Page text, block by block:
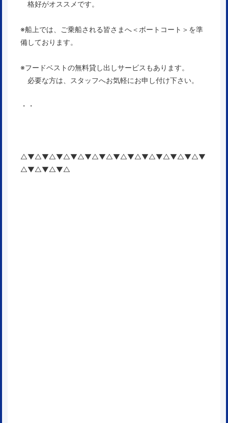
格好がオススメです。
※船上では、ご乗船される皆さまへ＜ボートコート＞を準
備しております。
※フードベストの無料貸し出しサービスもあります。
必要な方は、スタッフへお気軽にお申し付け下さい。
・・
△▼△▼△▼△▼△▼△▼△▼△▼△▼△▼△▼△▼△▼
△▼△▼△▼△